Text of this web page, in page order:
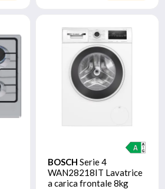
BOSCH Serie 4
WAN28218IT Lavatrice
a carica frontale 8kg